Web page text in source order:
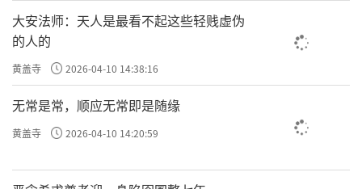
大安法师：天人是最看不起这些轻贱虚伪
的人的
黄盖寺 2026-04-10 14:38:16
无常是常，顺应无常即是随缘
黄盖寺 2026-04-10 14:20:59